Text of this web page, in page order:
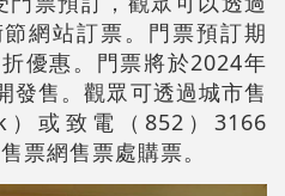
網站訂票。門票預訂期
優惠。門票將於2024年
發售。觀眾可透過城市售
或致電（852）3166
票網售票處購票。